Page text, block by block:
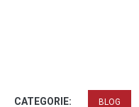
CATEGORIE: BLOG